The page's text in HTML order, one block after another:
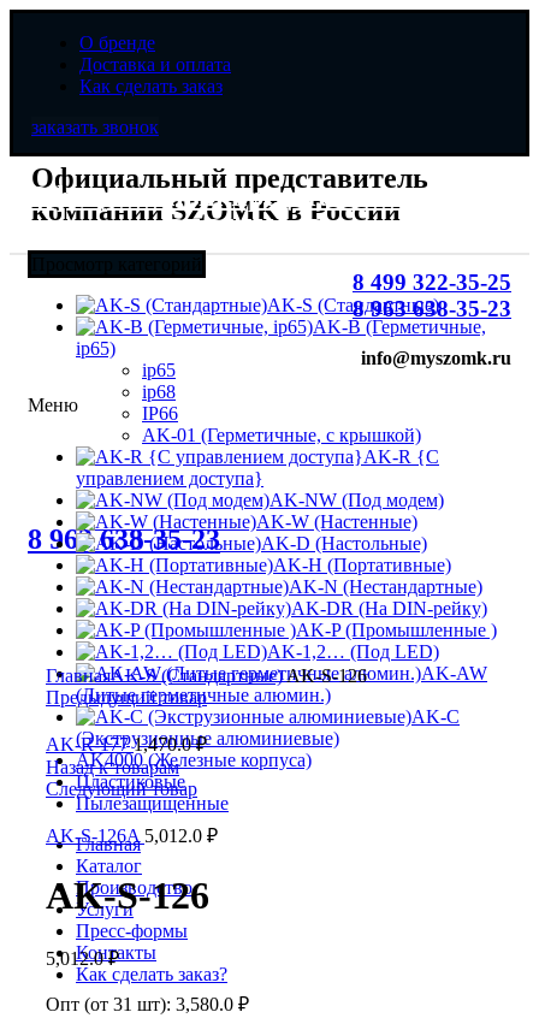
О бренде
Доставка и оплата
Как сделать заказ
заказать звонок
Официальный представитель
компании SZOMK в России
Официальный представитель
компании SZOMK в России
8 499 322-35-25
8 963 638-35-23
info@myszomk.ru
Меню
8 (499) 322-35-25
8 963 638-35-23
AK-S (Стандартные)
AK-B (Герметичные,
ip65)
ip65
ip68
IP66
AK-01 (Герметичные, с крышкой)
AK-R {С
управлением доступа}
AK-NW (Под модем)
AK-W (Настенные)
AK-D (Настольные)
AK-H (Портативные)
AK-N (Нестандартные)
AK-DR (На DIN-рейку)
AK-P (Промышленные )
AK-1,2… (Под LED)
AK-AW
(Литые герметичные алюмин.)
AK-C
(Экструзионные алюминиевые)
AK4000 (Железные корпуса)
Пластиковые
Пылезащищенные
Главная
Каталог
Производство
Услуги
Пресс-формы
Контакты
Как сделать заказ?
Увеличить
ГлавнаяAK-S (Стандартные)AK-S-126
Предыдущий товар
AK-R-1771,470.0₽
Назад к товарам
Следующий товар
AK-S-126A 5,012.0 ₽
AK-S-126
5,012.0₽
Опт (от 31 шт): 3,580.0 ₽